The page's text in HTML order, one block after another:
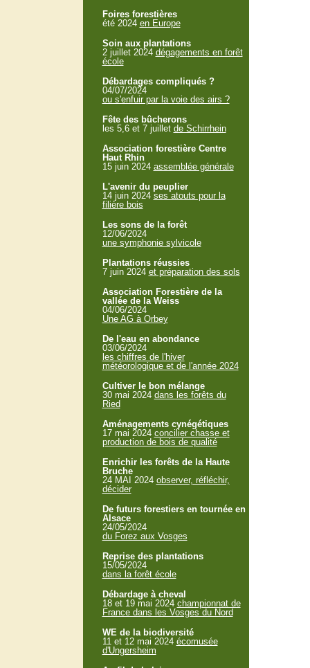
Foires forestières
été 2024 en Europe
Soin aux plantations
2 juillet 2024 dégagements en forêt
école
Débardages compliqués ?
04/07/2024
ou s'enfuir par la voie des airs ?
Fête des bûcherons
les 5,6 et 7 juillet de Schirrhein
Association forestière Centre
Haut Rhin
15 juin 2024 assemblée générale
L'avenir du peuplier
14 juin 2024 ses atouts pour la
filière bois
Les sons de la forêt
12/06/2024
une symphonie sylvicole
Plantations réussies
7 juin 2024 et préparation des sols
Association Forestière de la
vallée de la Weiss
04/06/2024
Une AG à Orbey
De l'eau en abondance
03/06/2024
les chiffres de l'hiver
météorologique et de l'année 2024
Cultiver le bon mélange
30 mai 2024 dans les forêts du
Ried
Aménagements cynégétiques
17 mai 2024 concilier chasse et
production de bois de qualité
Enrichir les forêts de la Haute
Bruche
24 MAI 2024 observer, réfléchir,
décider
De futurs forestiers en tournée en
Alsace
24/05/2024
du Forez aux Vosges
Reprise des plantations
15/05/2024
dans la forêt école
Débardage à cheval
18 et 19 mai 2024 championnat de
France dans les Vosges du Nord
WE de la biodiversité
11 et 12 mai 2024 écomusée
d'Ungersheim